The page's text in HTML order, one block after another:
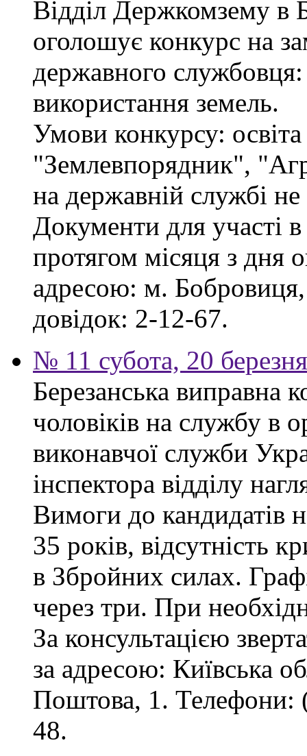
Відділ Держкомзему в
оголошує конкурс на
державного службовця:
використання земель.
Умови конкурсу:
"Землевпорядник",
на державній службі
Документи для участі
протягом місяця з дня
адресою: м.
довідок: 2-12-67.
№ 11 субота, 20
Березанська виправна
чоловіків на службу в
виконавчої служби
інспектора відділу
Вимоги до кандидатів
35 років, відсутність
в Збройних силах.
через три. При
За консультацією
за адресою: Київська
Поштова, 1. Телефони:
48.